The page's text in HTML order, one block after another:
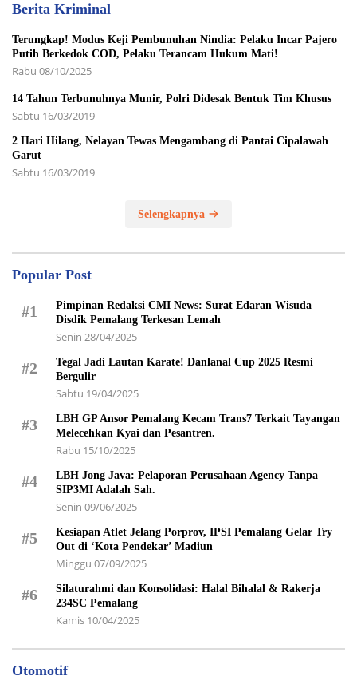
Berita Kriminal
Terungkap! Modus Keji Pembunuhan Nindia: Pelaku Incar Pajero
Putih Berkedok COD, Pelaku Terancam Hukum Mati!
Rabu 08/10/2025
14 Tahun Terbunuhnya Munir, Polri Didesak Bentuk Tim Khusus
Sabtu 16/03/2019
2 Hari Hilang, Nelayan Tewas Mengambang di Pantai Cipalawah
Garut
Sabtu 16/03/2019
Selengkapnya
Popular Post
#1
Pimpinan Redaksi CMI News: Surat Edaran Wisuda
Disdik Pemalang Terkesan Lemah
Senin 28/04/2025
#2
Tegal Jadi Lautan Karate! Danlanal Cup 2025 Resmi
Bergulir
Sabtu 19/04/2025
#3
LBH GP Ansor Pemalang Kecam Trans7 Terkait Tayangan
Melecehkan Kyai dan Pesantren.
Rabu 15/10/2025
#4
LBH Jong Java: Pelaporan Perusahaan Agency Tanpa
SIP3MI Adalah Sah.
Senin 09/06/2025
#5
Kesiapan Atlet Jelang Porprov, IPSI Pemalang Gelar Try
Out di ‘Kota Pendekar’ Madiun
Minggu 07/09/2025
#6
Silaturahmi dan Konsolidasi: Halal Bihalal & Rakerja
234SC Pemalang
Kamis 10/04/2025
Otomotif